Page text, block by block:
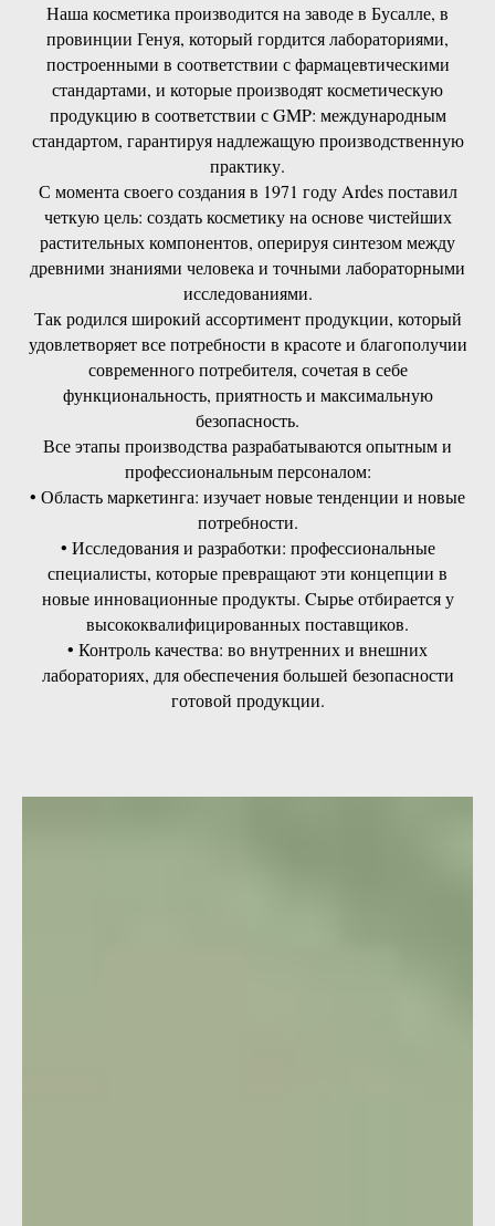
Наша косметика производится на заводе в Бусалле, в
провинции Генуя, который гордится лабораториями,
построенными в соответствии с фармацевтическими
стандартами, и которые производят косметическую
продукцию в соответствии с GMP: международным
стандартом, гарантируя надлежащую производственную
практику.
С момента своего создания в 1971 году Ardes поставил
четкую цель: создать косметику на основе чистейших
растительных компонентов, оперируя синтезом между
древними знаниями человека и точными лабораторными
исследованиями.
Так родился широкий ассортимент продукции, который
удовлетворяет все потребности в красоте и благополучии
современного потребителя, сочетая в себе
функциональность, приятность и максимальную
безопасность.
Все этапы производства разрабатываются опытным и
профессиональным персоналом:
• Область маркетинга: изучает новые тенденции и новые
потребности.
• Исследования и разработки: профессиональные
специалисты, которые превращают эти концепции в
новые инновационные продукты. Cырье отбирается у
высококвалифицированных поставщиков.
• Контроль качества: во внутренних и внешних
лабораториях, для обеспечения большей безопасности
готовой продукции.